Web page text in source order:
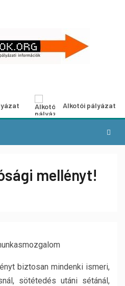
Alkotói pályázat
mellényt!
biztosan mindenki ismeri,
sötétedés utáni sétánál,